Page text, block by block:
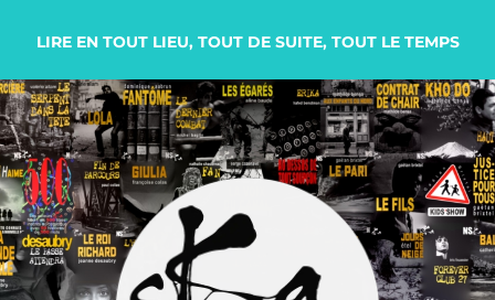
LIRE EN TOUT LIEU, TOUT DE SUITE, TOUT LE TEMPS